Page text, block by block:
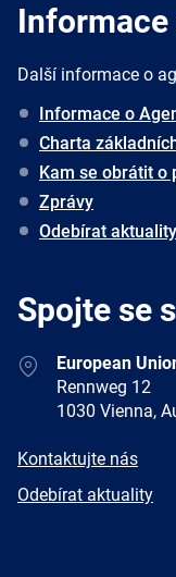
Informace
Další informace o
Informace o
Charta
Kam se obrátit o
Zprávy
Odebírat aktuality
Spojte se
AddressEuropean
Rennweg 12
1030 Vienna,
E-
Kontaktujte nás
Newsletter
Odebírat aktuality